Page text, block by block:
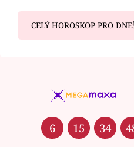
CELÝ HOROSKOP PRO
6 15 34